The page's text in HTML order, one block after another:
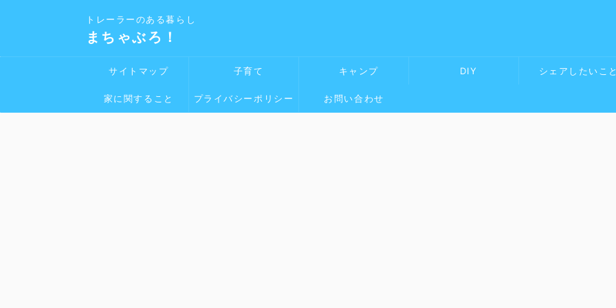
トレーラーのある暮らし
まちゃぶろ！
サイトマップ 子育て キャンプ DIY シェアしたいこと
家に関すること プライバシーポリシー お問い合わせ